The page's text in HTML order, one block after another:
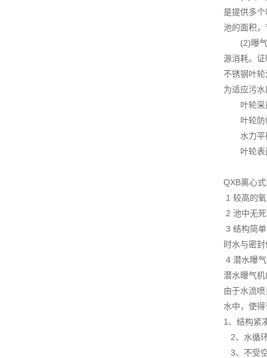
是提供多
池的面积
(2)曝气旋
源消耗。
不锈钢叶
为适应污
叶轮采用
叶轮防缠
水力平衡
叶轮表面
QXB离心
1 较高的
2 池中无
3 结构简
时水与密
4 潜水曝
潜水曝气
由于水流
水中，使
1、结构紧
2、水循
3、不受